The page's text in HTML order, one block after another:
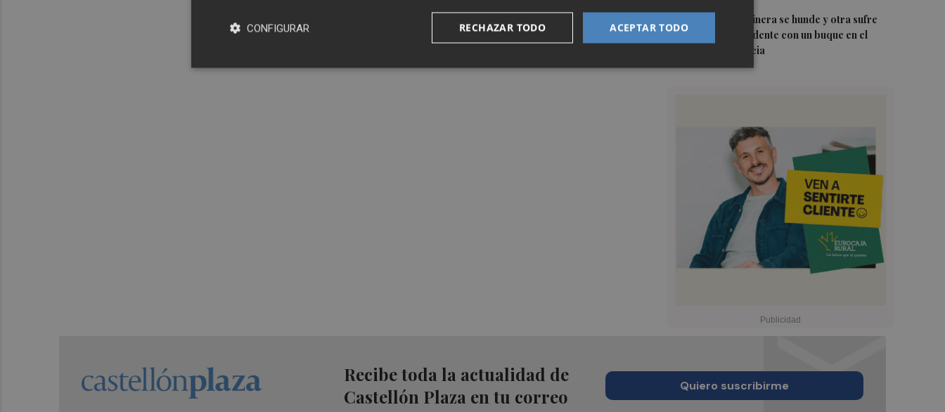
5 Una batea clochinera se hunde y otra sufre
daños en un incidente con un buque en el
puerto de Valencia
Recibe toda la actualidad de
Castellón Plaza en tu correo
Quiero suscribirme
ACEPTAR TODO
RECHAZAR TODO
CONFIGURAR